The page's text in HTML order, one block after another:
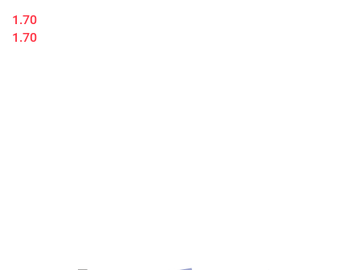
1.70
1.70